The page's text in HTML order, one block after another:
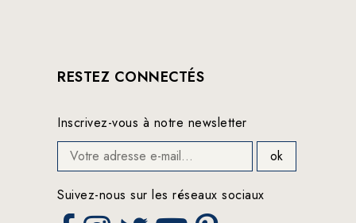
RESTEZ CONNECTÉS
Inscrivez-vous à notre newsletter
Suivez-nous sur les réseaux sociaux